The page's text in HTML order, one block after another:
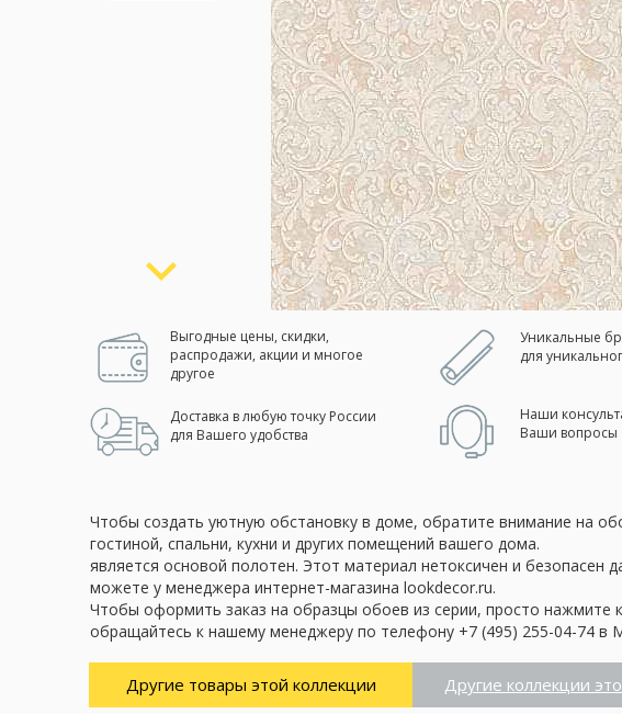
(сменить город)
Заказать обратный звонок
Выгодные цены, скидки,
распродажи, акции и многое
другое
Уникальные
для
Доставка в любую точку России
для Вашего удобства
Наши
Ваши вопросы
Чтобы создать уютную обстановку в доме, обратите внимание на
гостиной, спальни, кухни и других помещений вашего дома.
является основой полотен. Этот материал нетоксичен и
можете у менеджера интернет-магазина lookdecor.ru.
Чтобы оформить заказ на образцы обоев из серии, просто нажмите
обращайтесь к нашему менеджеру по телефону +7 (495) 255-04-74 в
Другие товары этой коллекции Другие коллекции